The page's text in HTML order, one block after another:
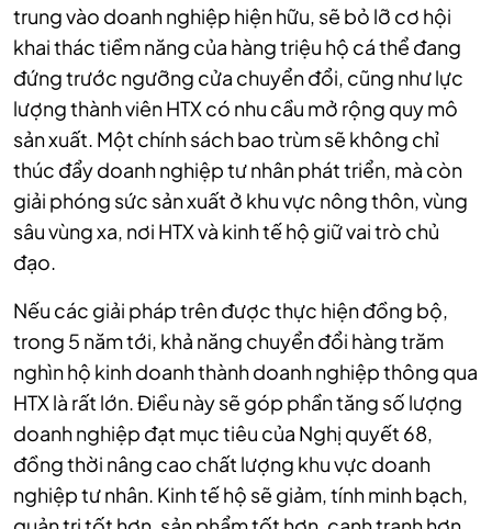
trung vào doanh nghiệp hiện hữu, sẽ bỏ lỡ cơ hội
khai thác tiềm năng của hàng triệu hộ cá thể đang
đứng trước ngưỡng cửa chuyển đổi, cũng như lực
lượng thành viên HTX có nhu cầu mở rộng quy mô
sản xuất. Một chính sách bao trùm sẽ không chỉ
thúc đẩy doanh nghiệp tư nhân phát triển, mà còn
giải phóng sức sản xuất ở khu vực nông thôn, vùng
sâu vùng xa, nơi HTX và kinh tế hộ giữ vai trò chủ
đạo.
Nếu các giải pháp trên được thực hiện đồng bộ,
trong 5 năm tới, khả năng chuyển đổi hàng trăm
nghìn hộ kinh doanh thành doanh nghiệp thông qua
HTX là rất lớn. Điều này sẽ góp phần tăng số lượng
doanh nghiệp đạt mục tiêu của Nghị quyết 68,
đồng thời nâng cao chất lượng khu vực doanh
nghiệp tư nhân. Kinh tế hộ sẽ giảm, tính minh bạch,